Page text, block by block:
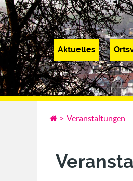
Aktuelles
Aktuelles
> Veranstaltungen